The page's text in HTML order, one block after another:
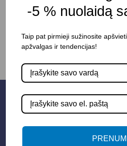
+ Į KREPŠELĮ
-5 % nuolaidą
Taip pat pirmieji sužinosite
apžvalgas ir tendencijas!